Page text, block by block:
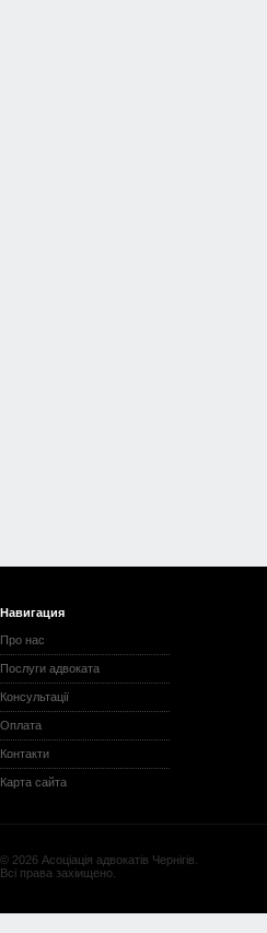
Навигация
Про нас
Послуги адвоката
Консультації
Оплата
Контакти
Карта сайта
© 2026 Асоціація адвокатів Чернігів.
Всі права захіищено.